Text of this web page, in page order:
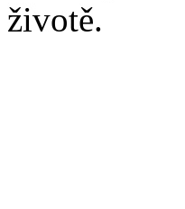
životě.